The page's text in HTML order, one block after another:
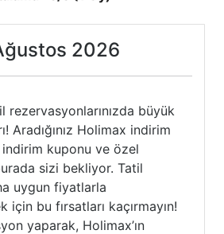
2026
rezervasyonlarınızda büyük
Aradığınız Holimax indirim
kuponu ve özel
sizi bekliyor. Tatil
uygun fiyatlarla
için bu fırsatları kaçırmayın!
yaparak, Holimax’ın